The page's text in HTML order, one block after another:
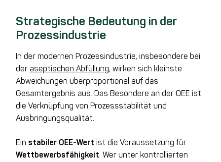
Strategische Bedeutung in der
Prozessindustrie
In der modernen Prozessindustrie, insbesondere bei
der aseptischen Abfüllung, wirken sich kleinste
Abweichungen überproportional auf das
Gesamtergebnis aus. Das Besondere an der OEE ist
die Verknüpfung von Prozessstabilität und
Ausbringungsqualität.
Ein stabiler OEE-Wert ist die Voraussetzung für
Wettbewerbsfähigkeit. Wer unter kontrollierten